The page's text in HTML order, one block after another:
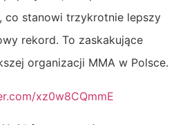
co stanowi trzykrotnie lepszy
rekord. To zaskakujące
organizacji MMA w Polsce.
xz0w8CQmmE